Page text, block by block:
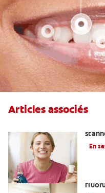
Articles associés
En